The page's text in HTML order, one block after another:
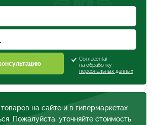
на сайте и в гипермаркетах
Пожалуйста, уточняйте стоимость
Согласен(а)
на обработку
персональных данных